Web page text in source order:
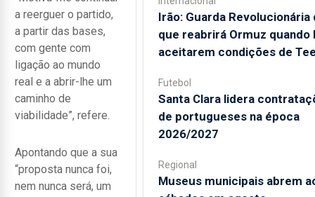
a reerguer o partido,
a partir das bases,
com gente com
ligação ao mundo
real e a abrir-lhe um
caminho de
viabilidade”, refere.
Apontando que a sua
“proposta nunca foi,
nem nunca será, um
Irão: Guarda Revolucionária
que reabrirá Ormuz quando
aceitarem condições de
Futebol
Santa Clara lidera
de portugueses na época
2026/2027
Regional
Museus municipais abrem